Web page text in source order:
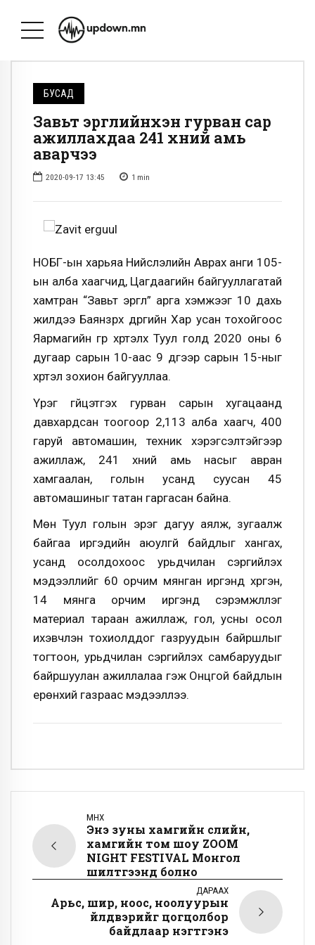
БУСАД
Завьт эргүүлийнхэн гурван сар
ажиллахдаа 241 хүний амь
аварчээ
2020-09-17 13:45 1 min
НОБГ-ын харьяа Нийслэлийн Аврах анги 105-
ын алба хаагчид, Цагдаагийн байгууллагатай
хамтран “Завьт эргүүл” арга хэмжээг 10 дахь
жилдээ Баянзүрх дүүргийн Хар усан тохойгоос
Яармагийн гүүр хүртэлх Туул голд 2020 оны 6
дугаар сарын 10-аас 9 дүгээр сарын 15-ныг
хүртэл зохион байгууллаа.
Үүрэг гүйцэтгэх гурван сарын хугацаанд
давхардсан тоогоор 2,113 алба хаагч, 400
гаруй автомашин, техник хэрэгсэлтэйгээр
ажиллаж, 241 хүний амь насыг авран
хамгаалан, голын усанд суусан 45
автомашиныг татан гаргасан байна.
Мөн Туул голын эрэг дагуу аялж, зугаалж
байгаа иргэдийн аюулгүй байдлыг хангах,
усанд осолдохоос урьдчилан сэргийлэх
мэдээллийг 60 орчим мянган иргэнд хүргэн,
14 мянга орчим иргэнд сэрэмжлүүлэг
материал тараан ажиллаж, гол, усны осол
ихэвчлэн тохиолддог газруудын байршлыг
тогтоон, урьдчилан сэргийлэх самбаруудыг
байршуулан ажиллалаа гэж Онцгой байдлын
ерөнхий газраас мэдээллээ.
ӨМНӨХ
Энэ зуны хамгийн сүүлийн,
хамгийн том шоу ZOOM
NIGHT FESTIVAL Монгол
шилтгээнд болно
ДАРААХ
Арьс, шир, ноос, ноолуурын
үйлдвэрийг цогцолбор
байдлаар нэгтгэнэ